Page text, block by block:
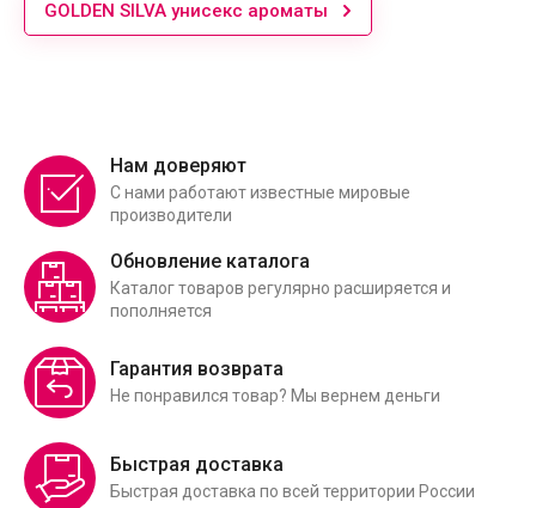
GOLDEN SILVA унисекс ароматы
Нам доверяют
С нами работают известные мировые
производители
Обновление каталога
Каталог товаров регулярно расширяется и
пополняется
Гарантия возврата
Не понравился товар? Мы вернем деньги
Быстрая доставка
Быстрая доставка по всей территории России